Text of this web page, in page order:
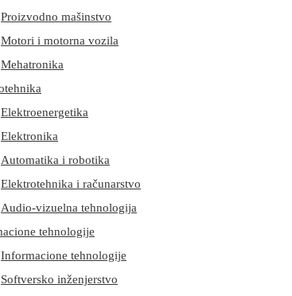
Proizvodno mašinstvo
Motori i motorna vozila
Mehatronika
Elektroenergetika
Elektronika
Automatika i robotika
Elektrotehnika i računarstvo
Audio-vizuelna tehnologija
tehnologije
Informacione tehnologije
Softversko inženjerstvo